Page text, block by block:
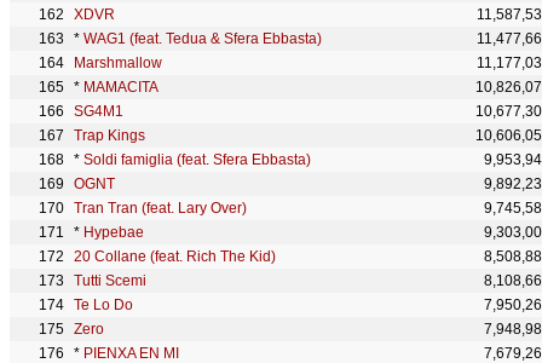
XDVR
* WAG1 (feat. Tedua & Sfera Ebbasta)
Marshmallow
* MAMACITA
SG4M1
Trap Kings
* Soldi famiglia (feat. Sfera Ebbasta)
OGNT
Tran Tran (feat. Lary Over)
* Hypebae
20 Collane (feat. Rich The Kid)
Tutti Scemi
Te Lo Do
Zero
* PIENXA EN MI